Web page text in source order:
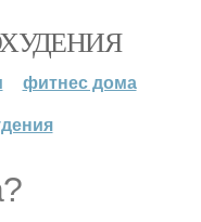
фитнес дома